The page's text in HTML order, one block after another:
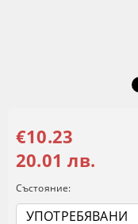
€10.23
20.01 лв.
Състояние: